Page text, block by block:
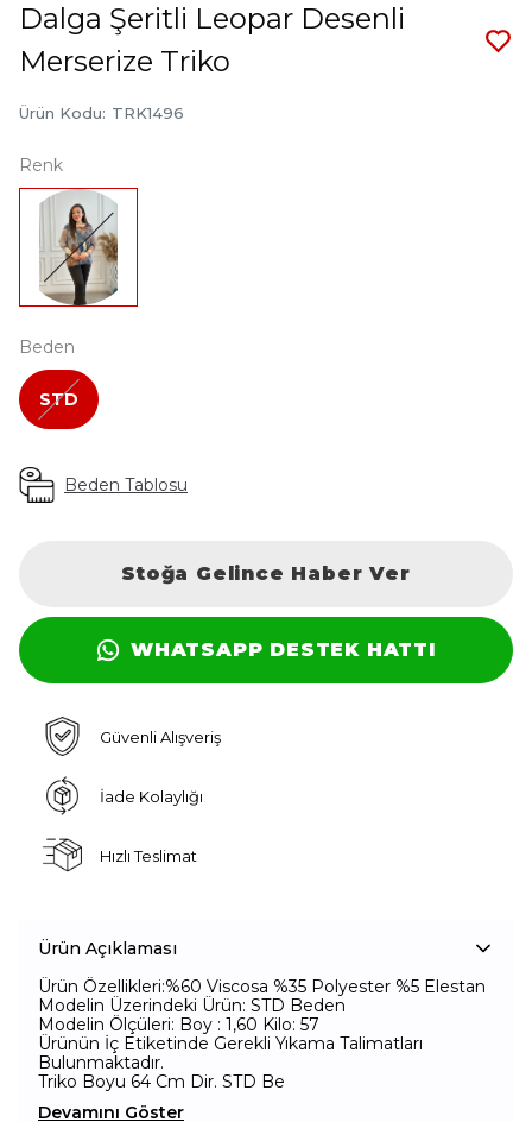
Dalga Şeritli Leopar Desenli
Merserize Triko
Ürün Kodu: TRK1496
Renk
Beden
STD
Beden Tablosu
Stoğa Gelince Haber Ver
WHATSAPP DESTEK HATTI
Güvenli Alışveriş
İade Kolaylığı
Hızlı Teslimat
Ürün Açıklaması
Ürün Özellikleri:%60 Viscosa %35 Polyester %5 Elestan
Modelin Üzerindeki Ürün: STD Beden
Modelin Ölçüleri: Boy : 1,60 Kilo: 57
Ürünün İç Etiketinde Gerekli Yıkama Talimatları
Bulunmaktadır.
Triko Boyu 64 Cm Dir. STD Be
Devamını Göster